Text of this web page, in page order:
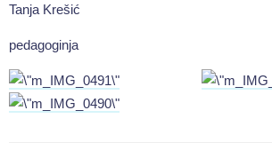
Tanja Krešić
pedagoginja